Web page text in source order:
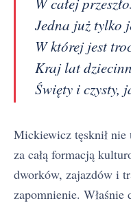
Jedna już tylko
W której jest
Kraj lat
Święty i czysty,
Mickiewicz tęsknił
za całą formacją
dworków, zajazdów i
zapomnienie. Właśnie